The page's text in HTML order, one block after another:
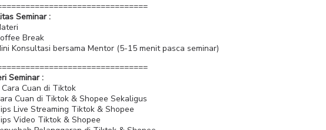
Seminar :
Break
Konsultasi bersama Mentor (5-15 menit pasca seminar)
Seminar :
Cuan di Tiktok
Cuan di Tiktok & Shopee Sekaligus
Live Streaming Tiktok & Shopee
Video Tiktok & Shopee